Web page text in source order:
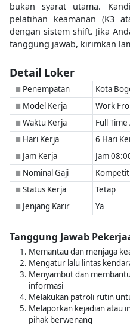
bukan syarat utama.
pelatihan keamanan (K3
dengan sistem shift. Jika
tanggung jawab, kirimkan
Detail Loker
■ Penempatan Kota
■ Model Kerja Work
■ Waktu Kerja Full
■ Hari Kerja 6 Hari
■ Jam Kerja Jam
■ Nominal Gaji
■ Status Kerja Tetap
■ Jenjang Karir Ya
Tanggung Jawab
Memantau dan menjaga
Mengatur lalu lintas
Menyambut dan
informasi
Melakukan patroli rutin
Melaporkan kejadian atau
pihak berwenang